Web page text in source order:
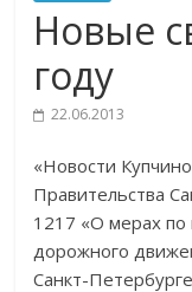
Новые
году
22.06.2013
«Новости
Правительства
1217 «О мерах
дорожного
Санкт-